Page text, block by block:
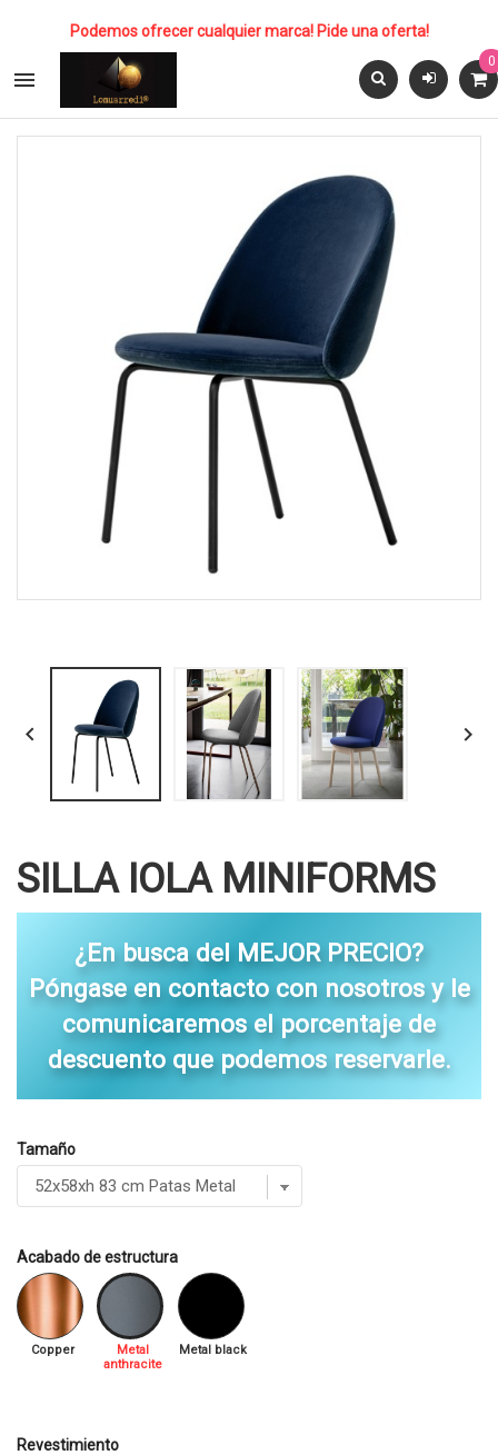
Podemos ofrecer cualquier marca! Pide una oferta!

0
 
SILLA IOLA MINIFORMS
¿En busca del MEJOR PRECIO?
Póngase en contacto con nosotros y le
comunicaremos el porcentaje de
descuento que podemos reservarle.
Tamaño
Acabado de estructura
Copper
Metal
anthracite
Metal black
Revestimiento